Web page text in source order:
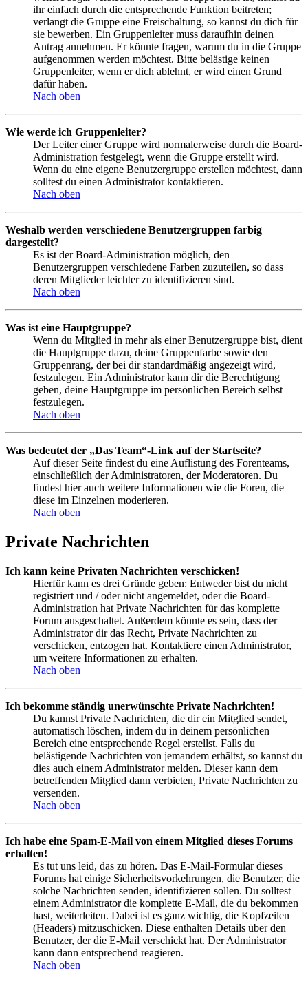
ihr einfach durch die entsprechende Funktion beitreten;
verlangt die Gruppe eine Freischaltung, so kannst du dich für
sie bewerben. Ein Gruppenleiter muss daraufhin deinen
Antrag annehmen. Er könnte fragen, warum du in die Gruppe
aufgenommen werden möchtest. Bitte belästige keinen
Gruppenleiter, wenn er dich ablehnt, er wird einen Grund
dafür haben.
Nach oben
Wie werde ich Gruppenleiter?
Der Leiter einer Gruppe wird normalerweise durch die Board-
Administration festgelegt, wenn die Gruppe erstellt wird.
Wenn du eine eigene Benutzergruppe erstellen möchtest, dann
solltest du einen Administrator kontaktieren.
Nach oben
Weshalb werden verschiedene Benutzergruppen farbig
dargestellt?
Es ist der Board-Administration möglich, den
Benutzergruppen verschiedene Farben zuzuteilen, so dass
deren Mitglieder leichter zu identifizieren sind.
Nach oben
Was ist eine Hauptgruppe?
Wenn du Mitglied in mehr als einer Benutzergruppe bist, dient
die Hauptgruppe dazu, deine Gruppenfarbe sowie den
Gruppenrang, der bei dir standardmäßig angezeigt wird,
festzulegen. Ein Administrator kann dir die Berechtigung
geben, deine Hauptgruppe im persönlichen Bereich selbst
festzulegen.
Nach oben
Was bedeutet der „Das Team“-Link auf der Startseite?
Auf dieser Seite findest du eine Auflistung des Forenteams,
einschließlich der Administratoren, der Moderatoren. Du
findest hier auch weitere Informationen wie die Foren, die
diese im Einzelnen moderieren.
Nach oben
Private Nachrichten
Ich kann keine Privaten Nachrichten verschicken!
Hierfür kann es drei Gründe geben: Entweder bist du nicht
registriert und / oder nicht angemeldet, oder die Board-
Administration hat Private Nachrichten für das komplette
Forum ausgeschaltet. Außerdem könnte es sein, dass der
Administrator dir das Recht, Private Nachrichten zu
verschicken, entzogen hat. Kontaktiere einen Administrator,
um weitere Informationen zu erhalten.
Nach oben
Ich bekomme ständig unerwünschte Private Nachrichten!
Du kannst Private Nachrichten, die dir ein Mitglied sendet,
automatisch löschen, indem du in deinem persönlichen
Bereich eine entsprechende Regel erstellst. Falls du
belästigende Nachrichten von jemandem erhältst, so kannst du
dies auch einem Administrator melden. Dieser kann dem
betreffenden Mitglied dann verbieten, Private Nachrichten zu
versenden.
Nach oben
Ich habe eine Spam-E-Mail von einem Mitglied dieses Forums
erhalten!
Es tut uns leid, das zu hören. Das E-Mail-Formular dieses
Forums hat einige Sicherheitsvorkehrungen, die Benutzer, die
solche Nachrichten senden, identifizieren sollen. Du solltest
einem Administrator die komplette E-Mail, die du bekommen
hast, weiterleiten. Dabei ist es ganz wichtig, die Kopfzeilen
(Headers) mitzuschicken. Diese enthalten Details über den
Benutzer, der die E-Mail verschickt hat. Der Administrator
kann dann entsprechend reagieren.
Nach oben